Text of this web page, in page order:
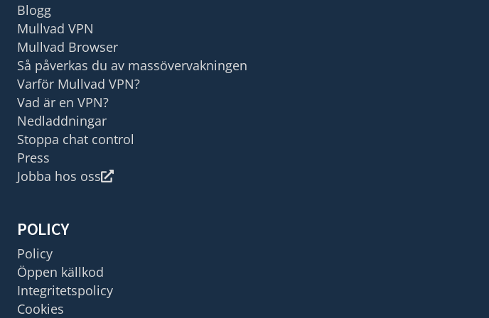
Blogg
Mullvad VPN
Mullvad Browser
Så påverkas du av massövervakningen
Varför Mullvad VPN?
Vad är en VPN?
Nedladdningar
Stoppa chat control
Press
Jobba hos oss
POLICY
Policy
Öppen källkod
Integritetspolicy
Cookies